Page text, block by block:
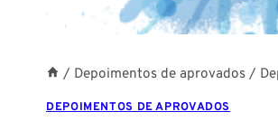
/ Depoimentos de aprovados /
DEPOIMENTOS DE APROVADOS